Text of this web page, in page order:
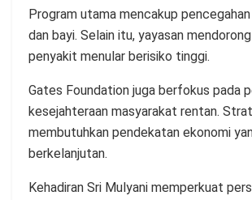
Program utama mencakup
dan bayi. Selain itu, yayasan
penyakit menular berisiko tinggi.
Gates Foundation juga berfokus pada
kesejahteraan masyarakat rentan.
membutuhkan pendekatan ekonomi
berkelanjutan.
Kehadiran Sri Mulyani memperkuat